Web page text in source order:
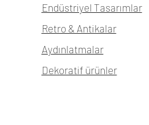
Endüstriyel Tasarımlar
Retro & Antikalar
Aydınlatmalar
Dekoratif ürünler